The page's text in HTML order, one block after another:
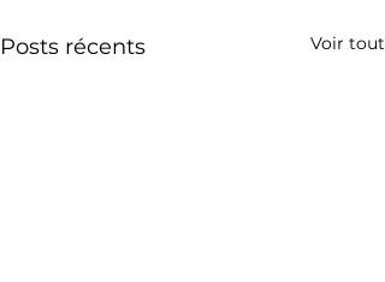
Posts récents Voir tout